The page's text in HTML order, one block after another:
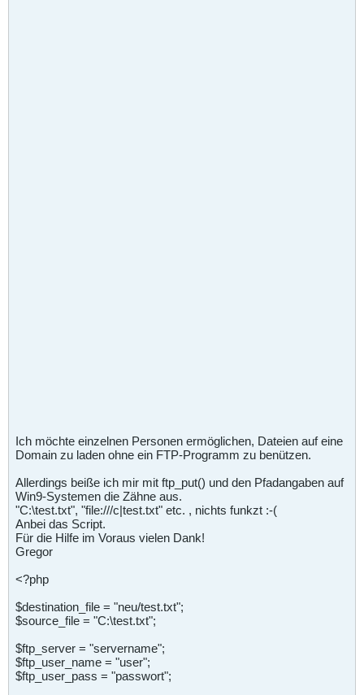
Ich möchte einzelnen Personen ermöglichen, Dateien auf eine
Domain zu laden ohne ein FTP-Programm zu benützen.
Allerdings beiße ich mir mit ftp_put() und den Pfadangaben auf
Win9-Systemen die Zähne aus.
"C:\test.txt", "file:///c|test.txt" etc. , nichts funkzt :-(
Anbei das Script.
Für die Hilfe im Voraus vielen Dank!
Gregor
<?php
$destination_file = "neu/test.txt";
$source_file = "C:\test.txt";
$ftp_server = "servername";
$ftp_user_name = "user";
$ftp_user_pass = "passwort";